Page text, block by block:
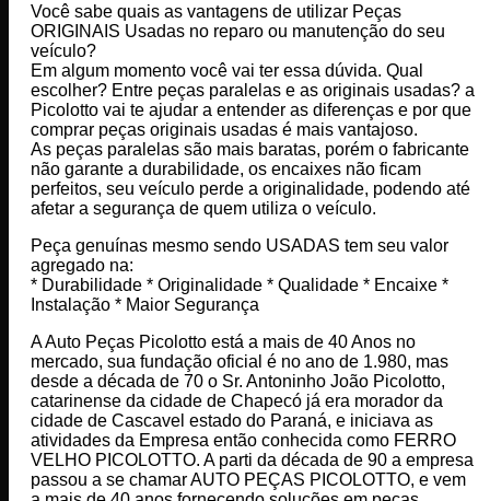
Você sabe quais as vantagens de utilizar Peças
ORIGINAIS Usadas no reparo ou manutenção do seu
veículo?
Em algum momento você vai ter essa dúvida. Qual
escolher? Entre peças paralelas e as originais usadas? a
Picolotto vai te ajudar a entender as diferenças e por que
comprar peças originais usadas é mais vantajoso.
As peças paralelas são mais baratas, porém o fabricante
não garante a durabilidade, os encaixes não ficam
perfeitos, seu veículo perde a originalidade, podendo até
afetar a segurança de quem utiliza o veículo.
Peça genuínas mesmo sendo USADAS tem seu valor
agregado na:
* Durabilidade * Originalidade * Qualidade * Encaixe *
Instalação * Maior Segurança
A Auto Peças Picolotto está a mais de 40 Anos no
mercado, sua fundação oficial é no ano de 1.980, mas
desde a década de 70 o Sr. Antoninho João Picolotto,
catarinense da cidade de Chapecó já era morador da
cidade de Cascavel estado do Paraná, e iniciava as
atividades da Empresa então conhecida como FERRO
VELHO PICOLOTTO. A parti da década de 90 a empresa
passou a se chamar AUTO PEÇAS PICOLOTTO, e vem